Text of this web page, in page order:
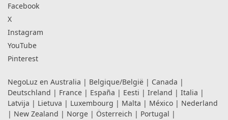
Facebook
X
Instagram
YouTube
Pinterest
NegoLuz en Australia | Belgique/België | Canada |
Deutschland | France | España | Eesti | Ireland | Italia |
Latvija | Lietuva | Luxembourg | Malta | México | Nederland
| New Zealand | Norge | Österreich | Portugal |